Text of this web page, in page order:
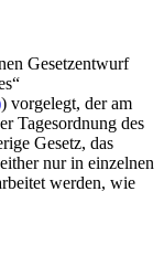
Gesetzentwurf
) vorgelegt, der am
Tagesordnung des
Gesetz, das
nur in einzelnen
werden, wie